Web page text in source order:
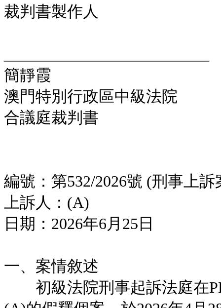
裁判書製作人
簡靜霞
澳門特別行政區中級法院
合議庭裁判書
編號：第532/2026號 (刑事上訴
上訴人：(A)
日期：2026年6月25日
一、案情敘述
初級法院刑事起訴法庭在